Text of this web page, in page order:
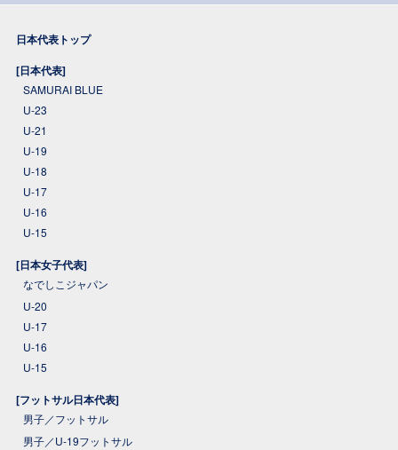
日本代表トップ
[日本代表]
SAMURAI BLUE
U-23
U-21
U-19
U-18
U-17
U-16
U-15
[日本女子代表]
なでしこジャパン
U-20
U-17
U-16
U-15
[フットサル日本代表]
男子／フットサル
男子／U-19フットサル